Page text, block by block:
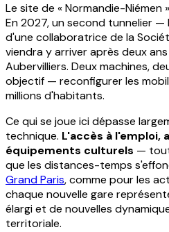
Le site de « Normandie-Niémen
En 2027, un second tunnelier —
d'une collaboratrice de la
viendra y arriver après deux
Aubervilliers. Deux machines,
objectif — reconfigurer les
millions d'habitants.
Ce qui se joue ici dépasse
technique. L'accès à l'emploi,
équipements culturels —
que les distances-temps
Grand Paris, comme pour les
chaque nouvelle gare
élargi et de nouvelles
territoriale.